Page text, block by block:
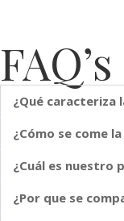
FAQ’s
¿Qué caracteriza
¿Cómo se come
¿Cuál es nuestro
¿Por que se